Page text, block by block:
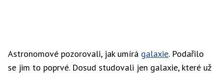
Astronomové pozorovali, jak umírá galaxie. Podařilo
se jim to poprvé. Dosud studovali jen galaxie, které už